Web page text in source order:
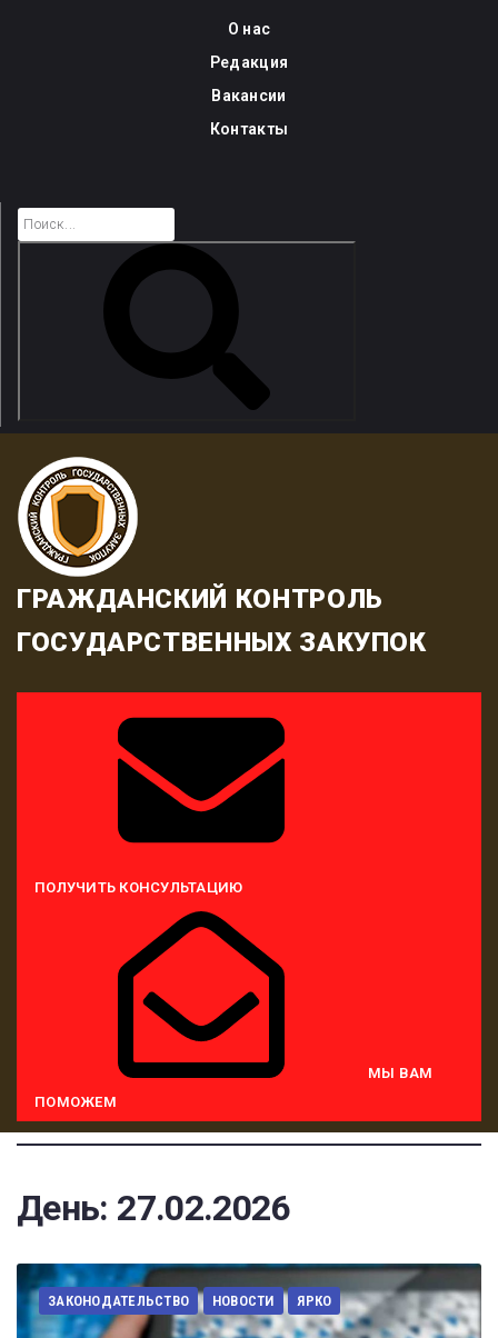
О нас
Редакция
Вакансии
Контакты
ГРАЖДАНСКИЙ КОНТРОЛЬ
ГОСУДАРСТВЕННЫХ ЗАКУПОК
ПОЛУЧИТЬ КОНСУЛЬТАЦИЮ
МЫ ВАМ
ПОМОЖЕМ
День: 27.02.2026
ЗАКОНОДАТЕЛЬСТВО НОВОСТИ ЯРКО